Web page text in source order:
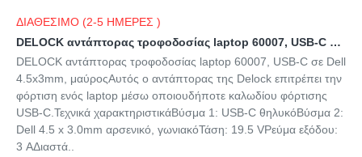
ΔΙΑΘΕΣΙΜΟ (2-5 ΗΜΕΡΕΣ )
DELOCK αντάπτορας τροφοδοσίας laptop 60007, USB-C σε Dell 4.5x3mm, μαύρος
DELOCK αντάπτορας τροφοδοσίας laptop 60007, USB-C σε Dell
4.5x3mm, μαύροςΑυτός ο αντάπτορας της Delock επιτρέπει την
φόρτιση ενός laptop μέσω οποιουδήποτε καλωδίου φόρτισης
USB-C.Τεχνικά χαρακτηριστικάΒύσμα 1: USB-C θηλυκόΒύσμα 2:
Dell 4.5 x 3.0mm αρσενικό, γωνιακόΤάση: 19.5 VΡεύμα εξόδου:
3 AΔιαστά..